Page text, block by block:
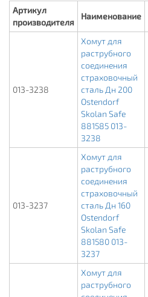
Артикул
производителя
Наименование
013-3238
Хомут для
раструбного
соединения
страховочный
сталь Дн 200
Ostendorf
Skolan Safe
881585 013-
3238
013-3237
Хомут для
раструбного
соединения
страховочный
сталь Дн 160
Ostendorf
Skolan Safe
881580 013-
3237
Хомут для
раструбного